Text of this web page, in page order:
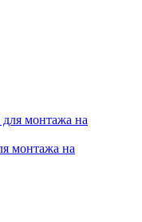
монтажа на